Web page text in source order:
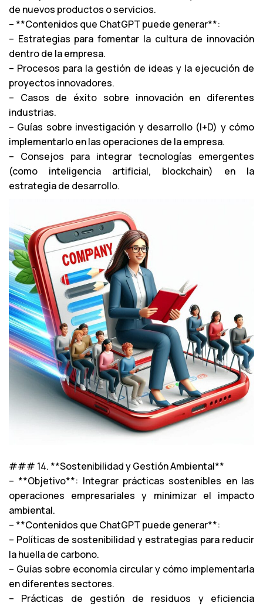
de nuevos productos o servicios.
– **Contenidos que ChatGPT puede generar**:
– Estrategias para fomentar la cultura de innovación
dentro de la empresa.
– Procesos para la gestión de ideas y la ejecución de
proyectos innovadores.
– Casos de éxito sobre innovación en diferentes
industrias.
– Guías sobre investigación y desarrollo (I+D) y cómo
implementarlo en las operaciones de la empresa.
– Consejos para integrar tecnologías emergentes
(como inteligencia artificial, blockchain) en la
estrategia de desarrollo.
### 14. **Sostenibilidad y Gestión Ambiental**
– **Objetivo**: Integrar prácticas sostenibles en las
operaciones empresariales y minimizar el impacto
ambiental.
– **Contenidos que ChatGPT puede generar**:
– Políticas de sostenibilidad y estrategias para reducir
la huella de carbono.
– Guías sobre economía circular y cómo implementarla
en diferentes sectores.
– Prácticas de gestión de residuos y eficiencia